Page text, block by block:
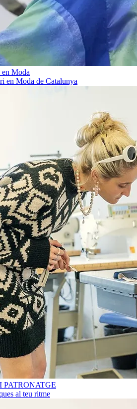
Moda
en Moda de Catalunya
PATRONATGE
al teu ritme